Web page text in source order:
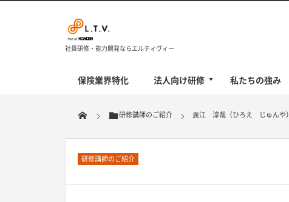
社員研修・能力開発ならエルティヴィー
保険業界特化 法人向け研修 私たちの強み
研修講師のご紹介 廣江 淳哉（ひろえ じゅんや）
研修講師のご紹介